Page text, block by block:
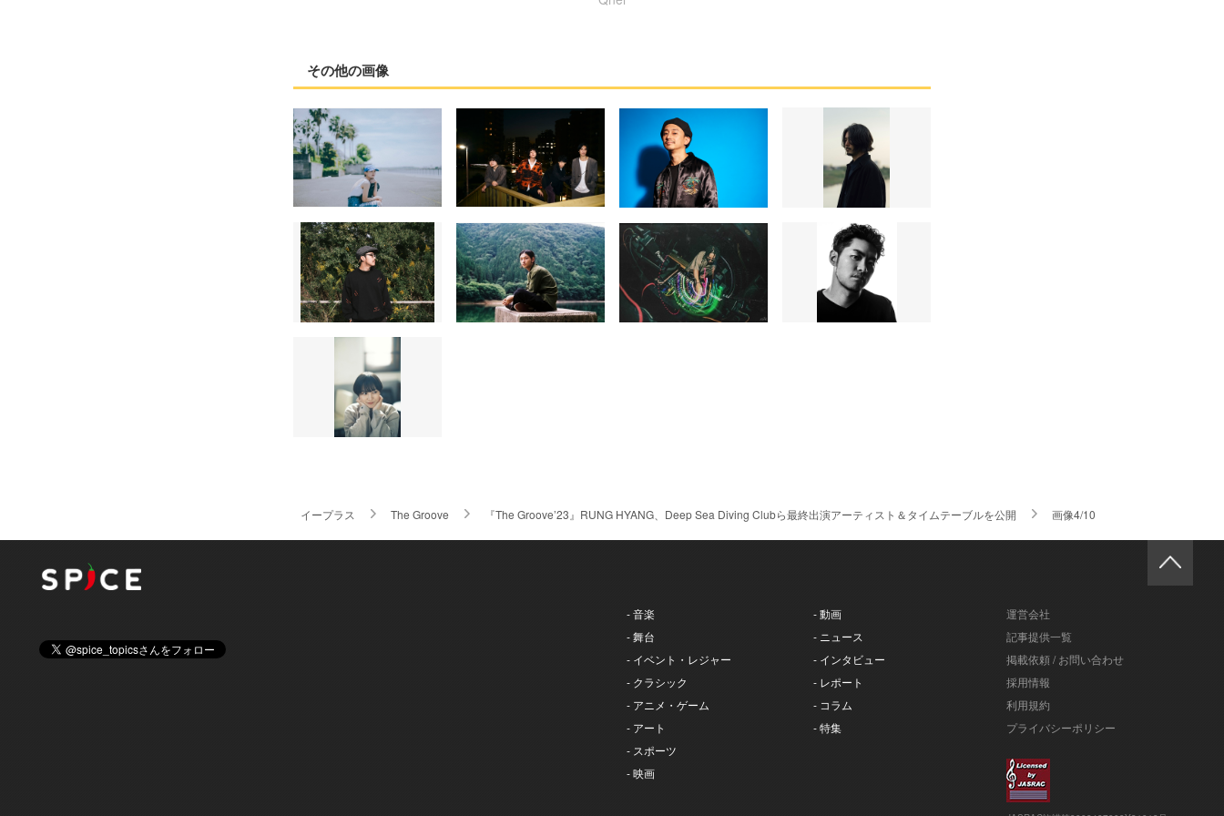
その他の画像
イープラス The Groove 『The Groove’23』RUNG HYANG、Deep Sea Diving Clubら最終出演アーティスト＆タイムテーブルを公開 画像4/10
- 音楽
- 舞台
- イベント・レジャー
- クラシック
- アニメ・ゲーム
- アート
- スポーツ
- 映画
- 動画
- ニュース
- インタビュー
- レポート
- コラム
- 特集
運営会社
記事提供一覧
掲載依頼 / お問い合わせ
採用情報
利用規約
プライバシーポリシー